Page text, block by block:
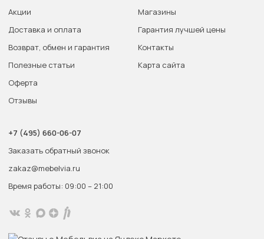
Акции
Доставка и оплата
Возврат, обмен и гарантия
Полезные статьи
Оферта
Отзывы
Магазины
Гарантия лучшей цены
Контакты
Карта сайта
+7 (495) 660-06-07
Заказать обратный звонок
zakaz@mebelvia.ru
Время работы: 09:00 – 21:00